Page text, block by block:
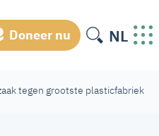
Doneer nu NL
tegen grootste plasticfabriek